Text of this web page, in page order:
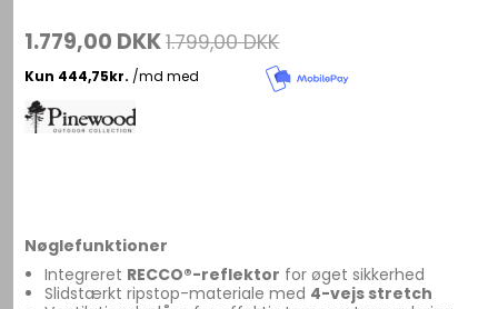
1.779,00 DKK1.799,00 DKK
Nøglefunktioner
Integreret RECCO®-reflektor for øget sikkerhed
Slidstærkt ripstop-materiale med 4-vejs stretch